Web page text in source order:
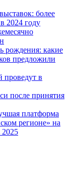
более
2024 году
рождения: какие
предложили
проведут в
после принятия
платформа
регионе» на
2025